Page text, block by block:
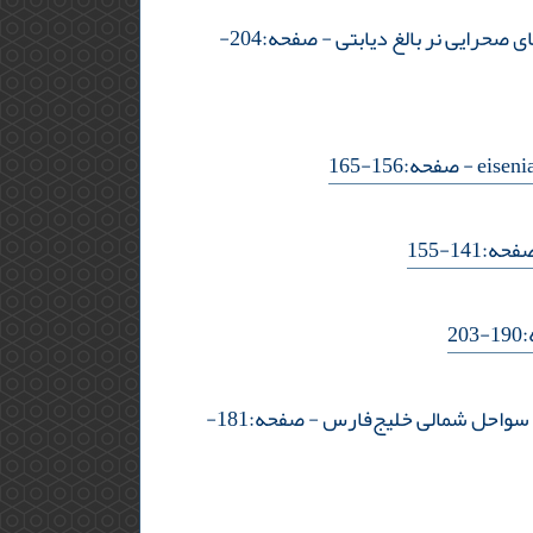
- صفحه:204-
- صفحه:156-165
155
- صفحه:181-